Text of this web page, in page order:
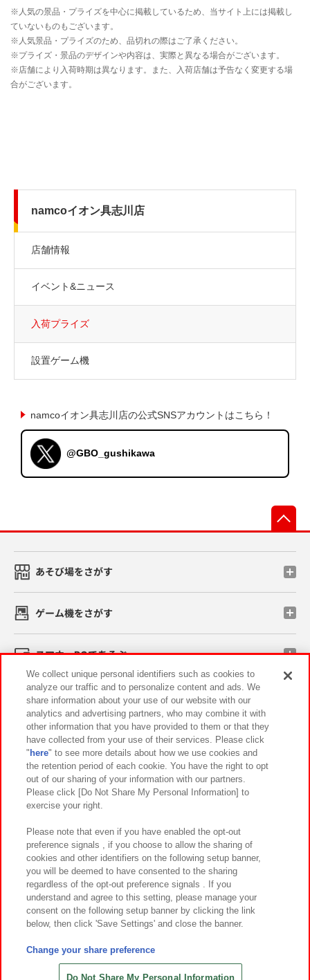
namcoイオン具志川店
店舗情報
イベント&ニュース
入荷プライズ
設置ゲーム機
namcoイオン具志川店の公式SNSアカウントはこちら！
@GBO_gushikawa
あそび場をさがす
ゲーム機をさがす
スマホ・PCであそぶ
イベント・キャンペーン
関連会社 サステナビリティ サイトポリシー
プライバシーポリシー ウェブアクセシビリティ方針と検証結果
お取引先さまとともに
カスタマーハラスメント対応方針 よくあるご質問・お問い合わせ
©Bandai Namco Amusement Inc.
©Bandai Namco Amusement Lab Inc.
©HANAYASHIKI Co., Ltd. All Rights Reserved.
We collect unique personal identifiers such as cookies to
analyze our traffic and to personalize content and ads. We
share information about your use of our website with our
analytics and advertising partners, who may combine it with
other information that you have provided to them or that they
have collected from your use of their services. Please click
" here" to see more details about how we use cookies and
the retention period of each cookie. You have the right to opt
out of our sharing of your information with our partners.
Please click [Do Not Share My Personal Information] to
exercise your right.
Please note that even if you have enabled the opt-out
preference signals , if you choose to allow the sharing of
cookies and other identifiers on the following setup banner,
you will be deemed to have consented to the sharing
regardless of the opt-out preference signals . If you
understand and agree to this setting, please manage your
consent on the following setup banner by clicking the link
below, then click 'Save Settings' and close the banner.
Change your share preference
Do Not Share My Personal Information